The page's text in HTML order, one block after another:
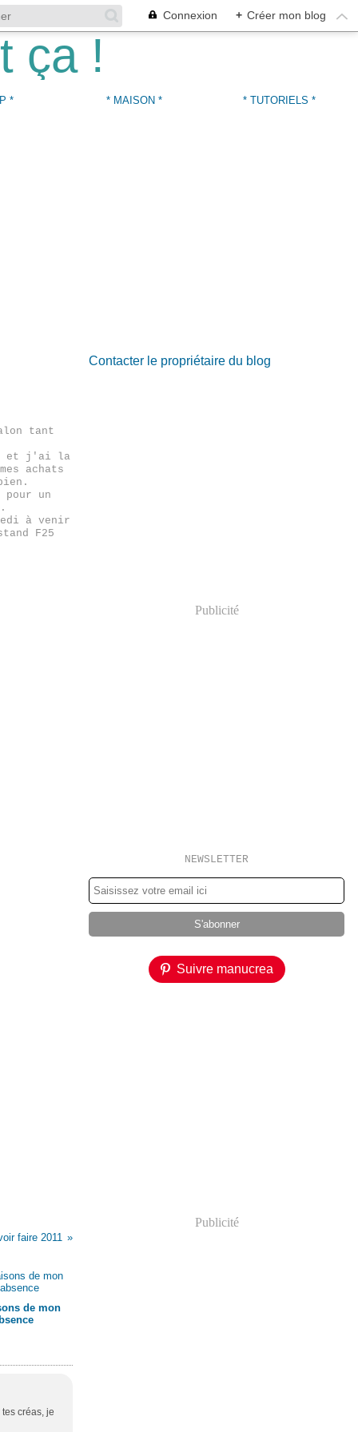
Connexion + Créer mon blog
* * MAISON * * TUTORIELS *
tant
et j'ai la
achats
un
à venir
F25
faire 2011
de mon
créas, je
Contacter le propriétaire du blog
Publicité
NEWSLETTER
Suivre manucrea
Publicité